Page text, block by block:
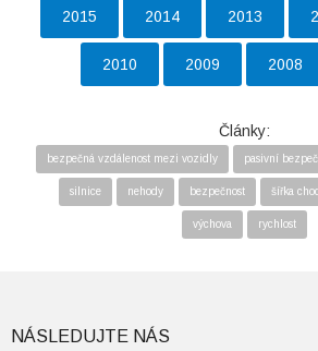
2015 2014 2013
2010 2009 2008
Články:
bezpečná vzdálenost mezi vozidly pasivní
silnice nehody bezpečnost šířka
výchova rychlost
NÁSLEDUJTE NÁS